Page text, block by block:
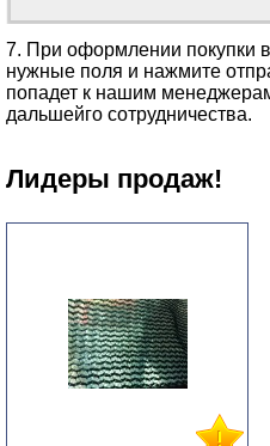
7. При оформлении покупки
нужные поля и нажмите
попадет к нашим
дальшейго сотрудничества.
Лидеры продаж!